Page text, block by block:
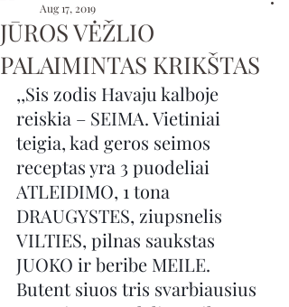
JŪROS VĖŽLIO
PALAIMINTAS KRIKŠTAS
Aug 17, 2019
,,Sis zodis Havaju kalboje
reiskia – SEIMA. Vietiniai
teigia, kad geros seimos
receptas yra 3 puodeliai
ATLEIDIMO, 1 tona
DRAUGYSTES, ziupsnelis
VILTIES, pilnas saukstas
JUOKO ir beribe MEILE.
Butent siuos tris svarbiausius